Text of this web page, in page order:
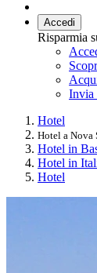
Accedi
Risparmia
Invia
Hotel
Hotel a Nova
Hotel in
Hotel in
Hotel